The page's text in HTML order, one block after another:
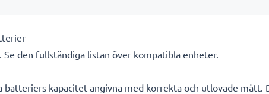
den fullständiga listan över kompatibla enheter.
kapacitet angivna med korrekta och utlovade